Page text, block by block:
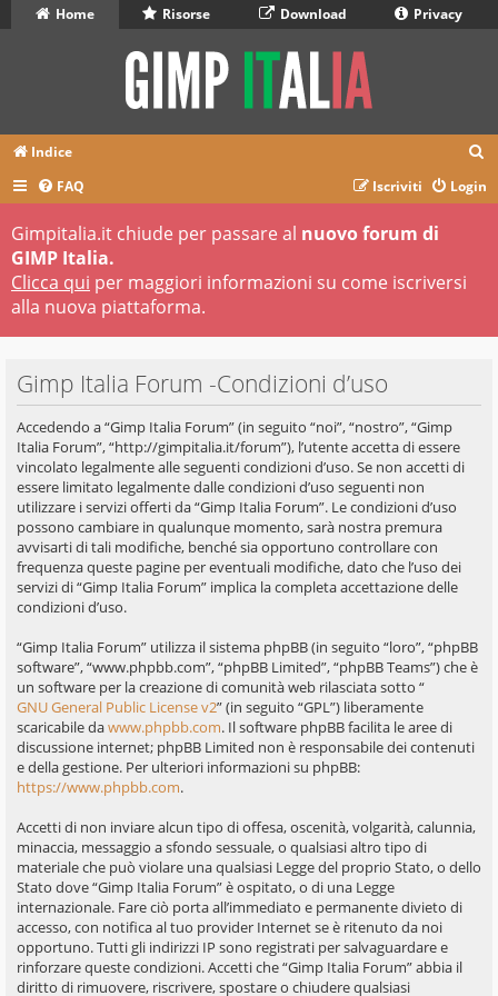
Home Risorse Download Privacy
Indice
r
FAQ Login
Iscriviti
Gimpitalia.it chiude per passare al nuovo forum di
GIMP Italia.
Clicca qui per maggiori informazioni su come iscriversi
alla nuova piattaforma.
Gimp Italia Forum -Condizioni d’uso
Accedendo a “Gimp Italia Forum” (in seguito “noi”, “nostro”, “Gimp
Italia Forum”, “http://gimpitalia.it/forum”), l’utente accetta di essere
vincolato legalmente alle seguenti condizioni d’uso. Se non accetti di
essere limitato legalmente dalle condizioni d’uso seguenti non
utilizzare i servizi offerti da “Gimp Italia Forum”. Le condizioni d’uso
possono cambiare in qualunque momento, sarà nostra premura
avvisarti di tali modifiche, benché sia opportuno controllare con
frequenza queste pagine per eventuali modifiche, dato che l’uso dei
servizi di “Gimp Italia Forum” implica la completa accettazione delle
condizioni d’uso.
“Gimp Italia Forum” utilizza il sistema phpBB (in seguito “loro”, “phpBB
software”, “www.phpbb.com”, “phpBB Limited”, “phpBB Teams”) che è
un software per la creazione di comunità web rilasciata sotto “
GNU General Public License v2” (in seguito “GPL”) liberamente
scaricabile dawww.phpbb.com. Il software phpBB facilita le aree di
discussione internet; phpBB Limited non è responsabile dei contenuti
e della gestione. Per ulteriori informazioni su phpBB:
https://www.phpbb.com.
Accetti di non inviare alcun tipo di offesa, oscenità, volgarità, calunnia,
minaccia, messaggio a sfondo sessuale, o qualsiasi altro tipo di
materiale che può violare una qualsiasi Legge del proprio Stato, o dello
Stato dove “Gimp Italia Forum” è ospitato, o di una Legge
internazionale. Fare ciò porta all’immediato e permanente divieto di
accesso, con notifica al tuo provider Internet se è ritenuto da noi
opportuno. Tutti gli indirizzi IP sono registrati per salvaguardare e
rinforzare queste condizioni. Accetti che “Gimp Italia Forum” abbia il
diritto di rimuovere, riscrivere, spostare o chiudere qualsiasi